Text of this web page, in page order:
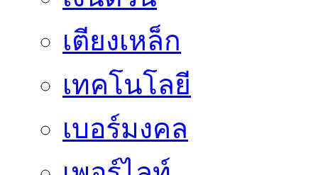
เตียงเหล็ก
เทคโนโลยี
เบอร์มงคล